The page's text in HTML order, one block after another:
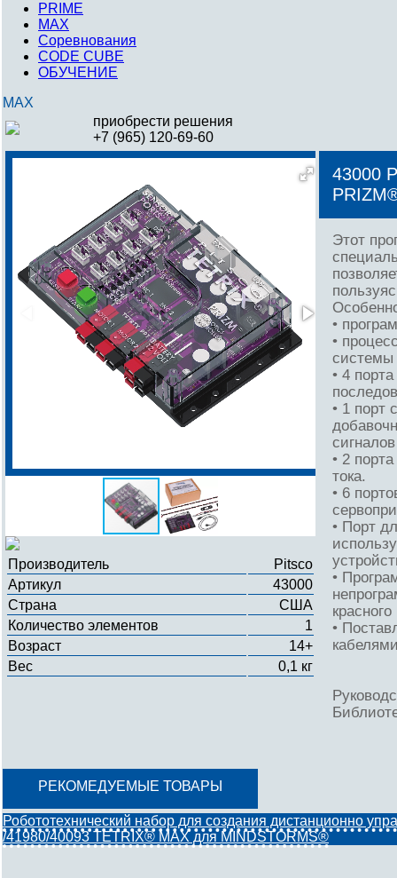
PRIME
MAX
Соревнования
CODE CUBE
ОБУЧЕНИЕ
MAX
приобрести решения
+7 (965) 120-69-60
Производитель
Pitsco
Артикул
43000
Страна
США
Количество элементов
1
Возраст
14+
Вес
0,1 кг
43000
Этот
•
•
системы
• 4
• 1 порт
• 2
тока.
• 6
• Порт
•
•
РЕКОМЕДУЕМЫЕ ТОВАРЫ
Робототехнический набор для создания дистанционно
/41980/40093 TETRIX® MAX для MINDSTORMS®